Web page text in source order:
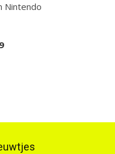
Nintendo